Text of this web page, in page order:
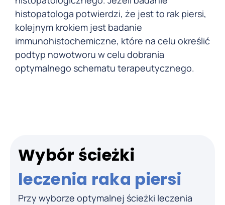
histopatologa potwierdzi, że jest to rak piersi,
kolejnym krokiem jest badanie
immunohistochemiczne, które na celu określić
podtyp nowotworu w celu dobrania
optymalnego schematu terapeutycznego.
Wybór ścieżki
leczenia raka piersi
Przy wyborze optymalnej ścieżki leczenia